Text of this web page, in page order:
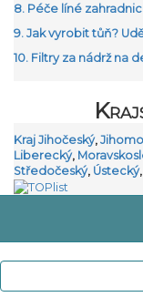
8. Péče líné
9. Jak vyrobit tůň?
10. Filtry za nádrž na
Kraj Jihočeský,
Liberecký,
Středočeský, Ústecký,